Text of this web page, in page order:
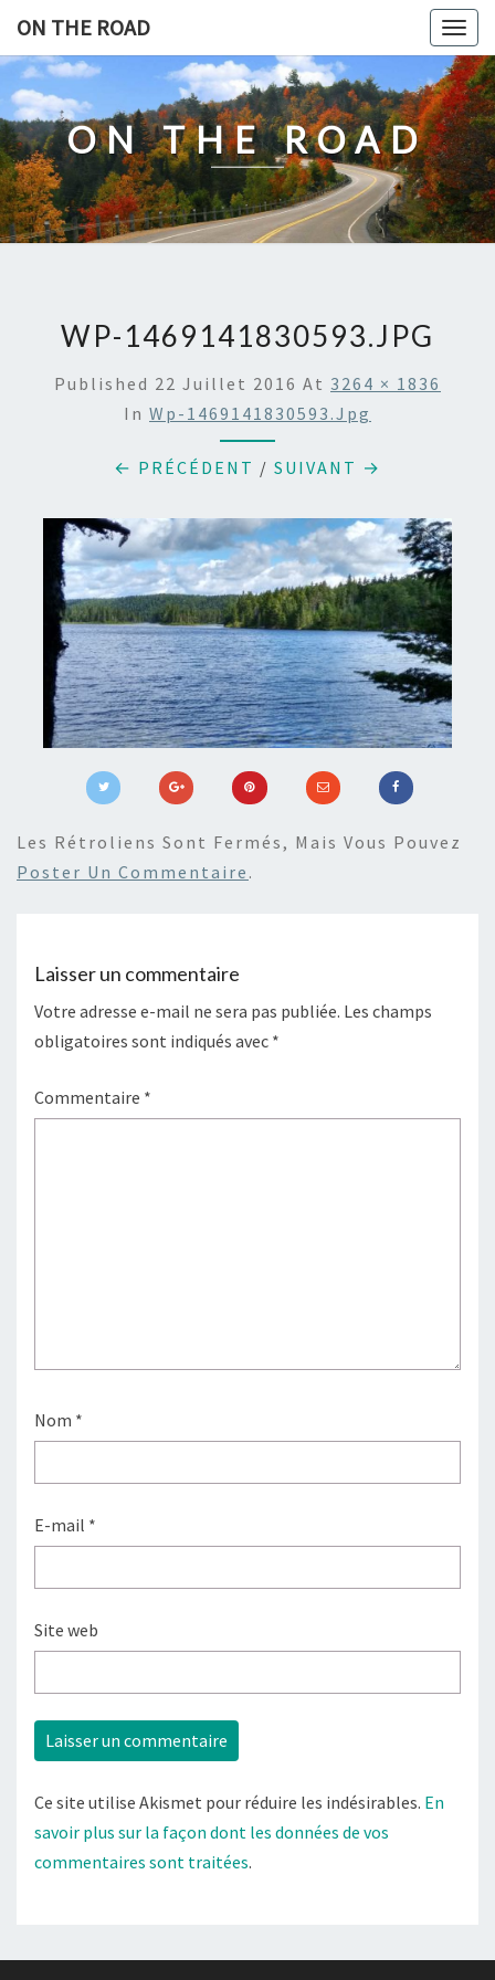
content
ON THE ROAD
ON THE ROAD
WP-1469141830593.JPG
Published 22 Juillet 2016 At 3264 × 1836
In Wp-1469141830593.jpg
← PRÉCÉDENT / SUIVANT →
Les Rétroliens Sont Fermés, Mais Vous Pouvez
Poster Un Commentaire .
Laisser un commentaire
Votre adresse e-mail ne sera pas publiée. Les champs
obligatoires sont indiqués avec *
Commentaire *
Nom *
E-mail *
Site web
Ce site utilise Akismet pour réduire les indésirables. En
savoir plus sur la façon dont les données de vos
commentaires sont traitées.